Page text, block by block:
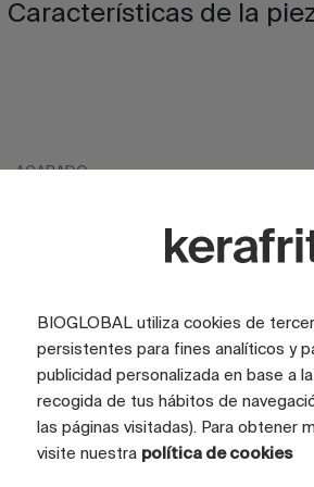
Características de la
ACABADO
COLOR
TAMAÑO CARAS (CM)
TAMAÑO TOTAL GRÁFICA (CM)
BIOGLOBAL utiliza cookies de
persistentes para fines analíticos y
publicidad personalizada en base a
recogida de tus hábitos de
las páginas visitadas). Para obtener
visite nuestra política de cookies